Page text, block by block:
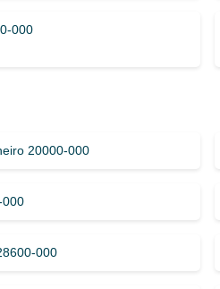
000
20000-000
000
000